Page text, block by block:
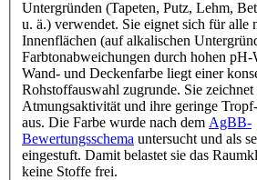
Untergründen (Tapeten, Putz, Lehm,
u. ä.) verwendet. Sie eignet sich für alle
Innenflächen (auf alkalischen
Farbtonabweichungen durch hohen
Wand- und Deckenfarbe liegt einer
Rohstoffauswahl zugrunde. Sie
Atmungsaktivität und ihre geringe
aus. Die Farbe wurde nach dem AgBB-
Bewertungsschema untersucht und als
eingestuft. Damit belastet sie das
keine Stoffe frei.